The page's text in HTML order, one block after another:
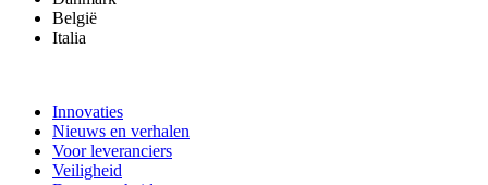
België
Italia
Innovaties
Nieuws en verhalen
Voor leveranciers
Veiligheid